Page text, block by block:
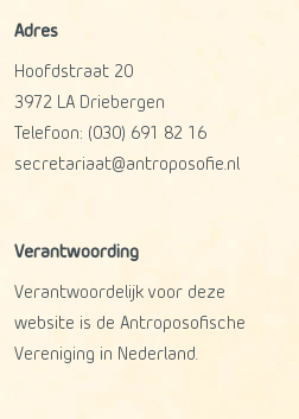
Adres
Hoofdstraat 20
3972 LA
Driebergen
Telefoon: (030) 691 82 16
secretariaat@antroposofie.nl
Verantwoording
Verantwoordelijk voor deze
website is de Antroposofische
Vereniging in Nederland.